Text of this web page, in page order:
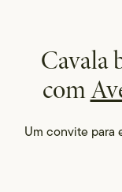
Cavala
com
Um convite para